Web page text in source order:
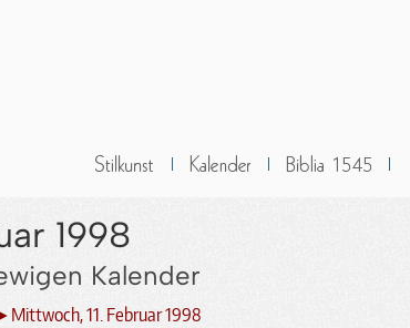
1998
Kalender
11. Februar 1998